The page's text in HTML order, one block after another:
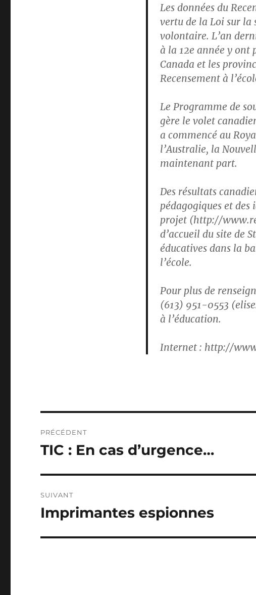
Les données du
vertu de la Loi sur
volontaire. L’an
à la 12e année y ont
Canada et les
Recensement à
Le Programme de
gère le volet
a commencé au
l’Australie, la
maintenant part.
Des résultats
pédagogiques et des
projet (http://
d’accueil du site de
éducatives dans la
l’école.
Pour plus de
(613) 951-0553
à l’éducation.
Internet : http://
de
PRÉCÉDENT
Publication
TIC : En cas d’urgence…
SUIVANT
Publication
Imprimantes espionnes